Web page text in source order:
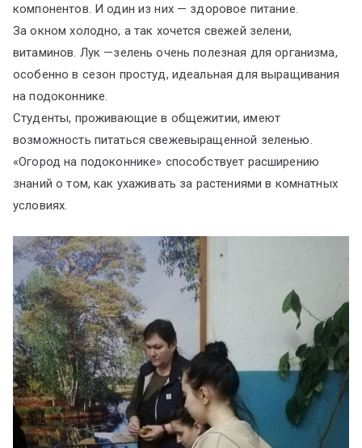
компонентов. И один из них — здоровое питание.
За окном холодно, а так хочется свежей зелени,
витаминов. Лук —зелень очень полезная для организма,
особенно в сезон простуд, идеальная для выращивания
на подоконнике.
Студенты, проживающие в общежитии, имеют
возможность питаться свежевыращенной зеленью.
«Огород на подоконнике» способствует расширению
знаний о том, как ухаживать за растениями в комнатных
условиях.